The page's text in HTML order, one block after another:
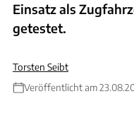
Einsatz als
getestet.
Torsten Seibt
Veröffentlicht am